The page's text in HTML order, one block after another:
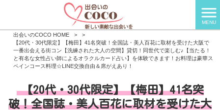
MENU
出会いのCOCO HOME >
>
【20代・30代限定】【梅田】41名突破！全国誌・美人百花に取材を受けた大阪で
一番出会える街コン【洗練された大人の空間】貸切！同世代で楽しむ♪【当たる！
と有名な女性占い師によるオラクルカード占い】を体験できます！お料理は豪華ス
ペインコース料理☆LINE交換自由＆席がえあり！
【20代・30代限定】【梅田】41名突
破！全国誌・美人百花に取材を受けた大